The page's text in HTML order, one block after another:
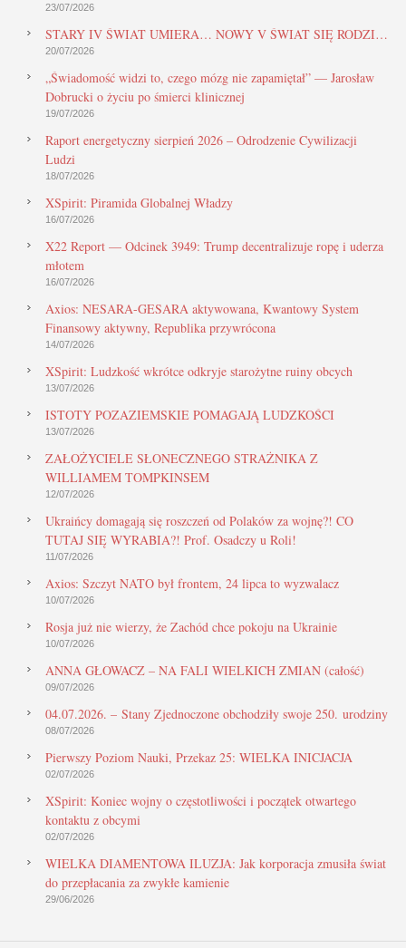
23/07/2026
STARY IV ŚWIAT UMIERA… NOWY V ŚWIAT SIĘ RODZI…
20/07/2026
„Świadomość widzi to, czego mózg nie zapamiętał” — Jarosław
Dobrucki o życiu po śmierci klinicznej
19/07/2026
Raport energetyczny sierpień 2026 – Odrodzenie Cywilizacji
Ludzi
18/07/2026
XSpirit: Piramida Globalnej Władzy
16/07/2026
X22 Report — Odcinek 3949: Trump decentralizuje ropę i uderza
młotem
16/07/2026
Axios: NESARA-GESARA aktywowana, Kwantowy System
Finansowy aktywny, Republika przywrócona
14/07/2026
XSpirit: Ludzkość wkrótce odkryje starożytne ruiny obcych
13/07/2026
ISTOTY POZAZIEMSKIE POMAGAJĄ LUDZKOŚCI
13/07/2026
ZAŁOŻYCIELE SŁONECZNEGO STRAŻNIKA Z
WILLIAMEM TOMPKINSEM
12/07/2026
Ukraińcy domagają się roszczeń od Polaków za wojnę?! CO
TUTAJ SIĘ WYRABIA?! Prof. Osadczy u Roli!
11/07/2026
Axios: Szczyt NATO był frontem, 24 lipca to wyzwalacz
10/07/2026
Rosja już nie wierzy, że Zachód chce pokoju na Ukrainie
10/07/2026
ANNA GŁOWACZ – NA FALI WIELKICH ZMIAN (całość)
09/07/2026
04.07.2026. – Stany Zjednoczone obchodziły swoje 250. urodziny
08/07/2026
Pierwszy Poziom Nauki, Przekaz 25: WIELKA INICJACJA
02/07/2026
XSpirit: Koniec wojny o częstotliwości i początek otwartego
kontaktu z obcymi
02/07/2026
WIELKA DIAMENTOWA ILUZJA: Jak korporacja zmusiła świat
do przepłacania za zwykłe kamienie
29/06/2026